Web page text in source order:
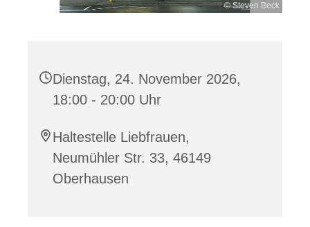
© Steven Beck
Dienstag, 24. November 2026,
18:00 - 20:00 Uhr
Haltestelle Liebfrauen,
Neumühler Str. 33, 46149
Oberhausen